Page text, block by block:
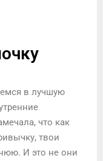
в лучшую
что как
твои
И это не они